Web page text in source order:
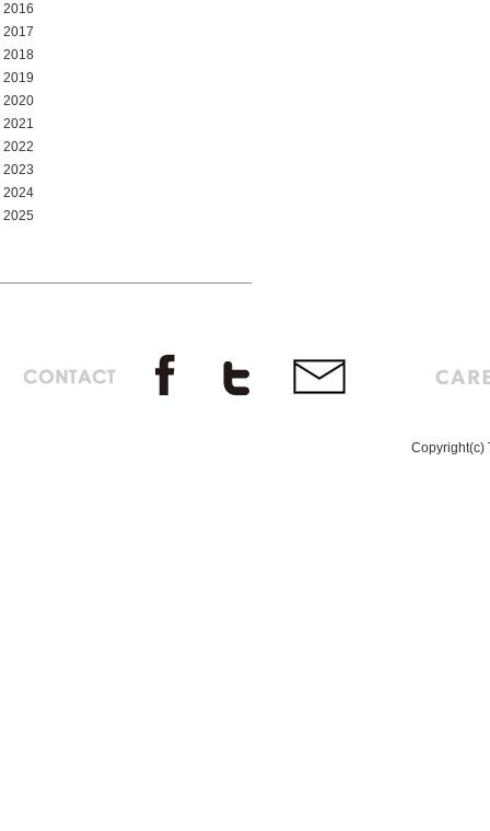
2016
2017
2018
2019
2020
2021
2022
2023
2024
2025
Copyright(c)